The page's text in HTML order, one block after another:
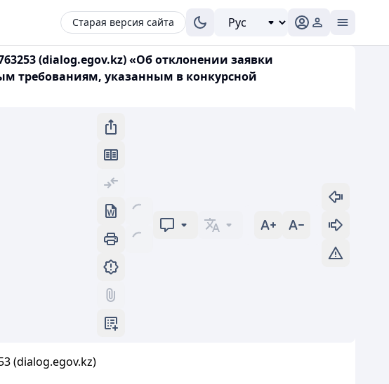
Старая версия сайта
(dialog.egov.kz) «Об отклонении заявки
требованиям, указанным в конкурсной
(dialog.egov.kz)